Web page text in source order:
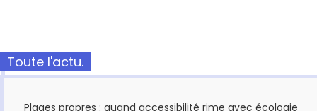
Toute l'actu.
Plages propres : quand accessibilité rime avec écologie